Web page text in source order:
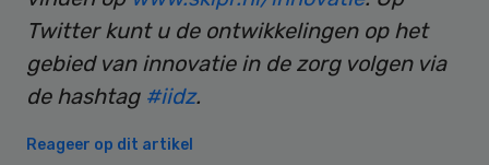
Twitter kunt u de ontwikkelingen op het
gebied van innovatie in de zorg volgen via
de hashtag #iidz.
Reageer op dit artikel